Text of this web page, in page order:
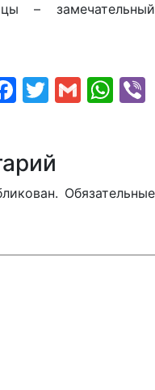
– замечательный
Facebook
Twitter
Gmail
Обязательные